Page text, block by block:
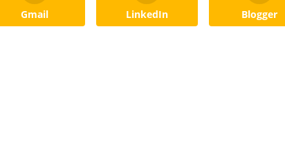
Gmail LinkedIn Blogger